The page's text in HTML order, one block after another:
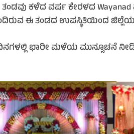
ಕಳೆದ ವರ್ಷ ಕೇರಳದ Wayanad
ಈ ತಂಡದ ಉಪಸ್ಥಿತಿಯಿಂದ
ಭಾರೀ ಮಳೆಯ ಮುನ್ಸೂಚನೆ